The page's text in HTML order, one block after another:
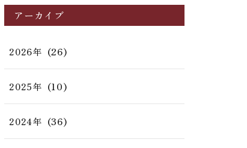
アーカイブ
2026年 (26)
2025年 (10)
2024年 (36)